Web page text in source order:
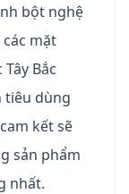
bột nghệ
mặt
Bắc
tiêu dùng
kết sẽ
sản phẩm
nhất.